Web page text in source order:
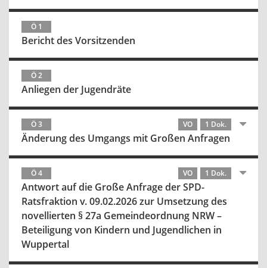
Ö 1
Bericht des Vorsitzenden
Ö 2
Anliegen der Jugendräte
Ö 3 VO 1 Dok.
Änderung des Umgangs mit Großen Anfragen
Ö 4 VO 1 Dok.
Antwort auf die Große Anfrage der SPD-
Ratsfraktion v. 09.02.2026 zur Umsetzung des
novellierten § 27a Gemeindeordnung NRW –
Beteiligung von Kindern und Jugendlichen in
Wuppertal